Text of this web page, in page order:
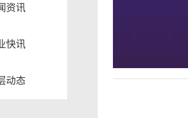
资讯
快讯
动态